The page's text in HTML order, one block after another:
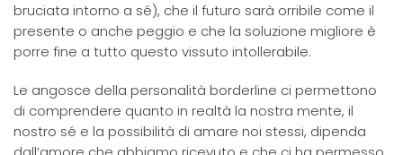
bruciata intorno a sé), che il futuro sarà orribile come il
presente o anche peggio e che la soluzione migliore è
porre fine a tutto questo vissuto intollerabile.
Le angosce della personalità borderline ci permettono
di comprendere quanto in realtà la nostra mente, il
nostro sé e la possibilità di amare noi stessi, dipenda